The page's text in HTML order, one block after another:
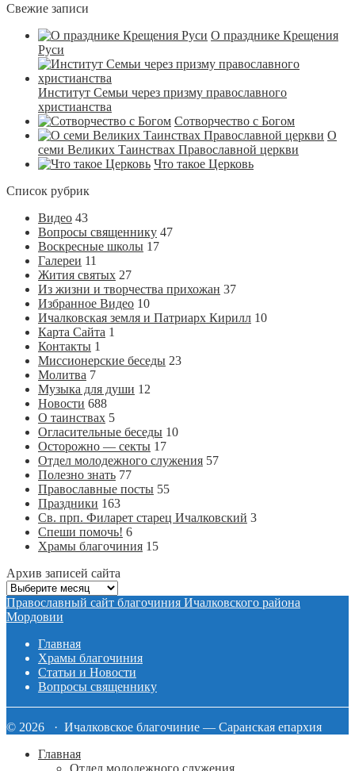
Свежие записи
О празднике Крещения
Руси
Институт Семьи через призму православного
христианства
Сотворчество с Богом
О
семи Великих Таинствах Православной церкви
Что такое Церковь
Список рубрик
Видео 43
Вопросы священнику 47
Воскресные школы 17
Галереи 11
Жития святых 27
Из жизни и творчества прихожан 37
Избранное Видео 10
Ичалковская земля и Патриарх Кирилл 10
Карта Сайта 1
Контакты 1
Миссионерские беседы 23
Молитва 7
Музыка для души 12
Новости 688
О таинствах 5
Огласительные беседы 10
Осторожно — секты 17
Отдел молодежного служения 57
Полезно знать 77
Православные посты 55
Праздники 163
Св. прп. Филарет старец Ичалковский 3
Спеши помочь! 6
Храмы благочиния 15
Архив записей сайта
Архив
записей
сайта
Православный сайт благочиния Ичалковского района
Мордовии
Главная
Храмы благочиния
Статьи и Новости
Вопросы священнику
© 2026 · Ичалковское благочиние — Саранская епархия
Главная
Отдел молодежного служения